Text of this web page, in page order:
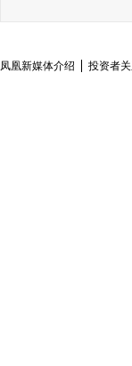
凤凰新媒体介绍 投资者